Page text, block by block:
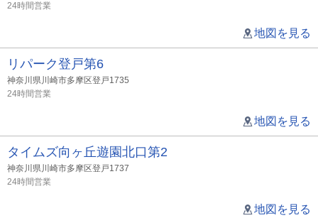
24時間営業
地図を見る
リパーク登戸第6
神奈川県川崎市多摩区登戸1735
24時間営業
地図を見る
タイムズ向ヶ丘遊園北口第2
神奈川県川崎市多摩区登戸1737
24時間営業
地図を見る